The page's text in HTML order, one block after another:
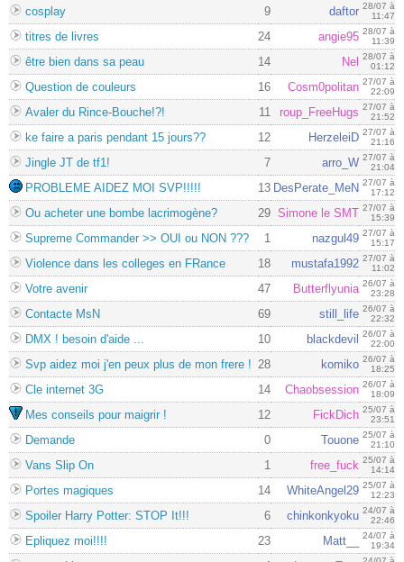
cosplay 9 daftor 28/07 à
11:47
titres de livres 24 angie95 28/07 à
11:39
être bien dans sa peau 14 Nel
28/07 à
01:12
Question de couleurs 16 Cosm0politan 27/07 à
22:09
Avaler du Rince-Bouche!?! 11 roup_FreeHugs 27/07 à
21:52
ke faire a paris pendant 15 jours?? 12 HerzeleiD 27/07 à
21:16
Jingle JT de tf1! 7 arro_W 27/07 à
21:04
PROBLEME AIDEZ MOI SVP!!!!! 13 DesPerate_MeN 27/07 à
17:12
Ou acheter une bombe lacrimogène? 29 Simone le SMT 27/07 à
15:39
Supreme Commander >> OUI ou NON ??? 1 nazgul49 27/07 à
15:17
Violence dans les colleges en FRance 18 mustafa1992 27/07 à
11:02
Votre avenir 47 Butterflyunia 26/07 à
23:28
Contacte MsN 69 still_life 26/07 à
22:32
DMX ! besoin d'aide ... 10 blackdevil
26/07 à
22:00
Svp aidez moi j'en peux plus de mon frere ! 28 komiko 26/07 à
18:25
Cle internet 3G 14 Chaobsession 26/07 à
18:09
Mes conseils pour maigrir ! 12 FickDich 25/07 à
23:51
Demande 0 Touone 25/07 à
21:10
Vans Slip On 1 free_fuck 25/07 à
14:14
Portes magiques 14 WhiteAngel29 25/07 à
12:23
Spoiler Harry Potter: STOP It!!! 6 chinkonkyoku 24/07 à
22:46
Epliquez moi!!!! 23 Matt__
24/07 à
19:34